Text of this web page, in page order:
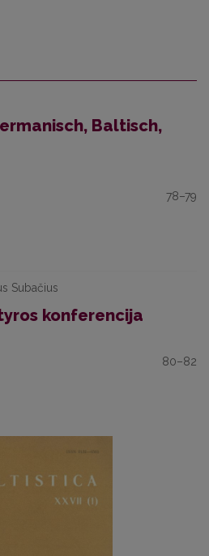
Baltisch,
78–79
Subačius
konferencija
80–82